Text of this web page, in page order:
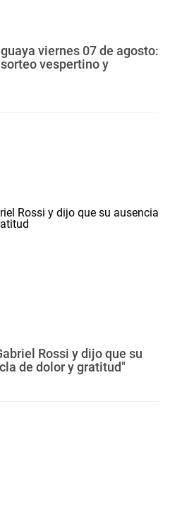
viernes 07 de agosto:
vespertino y
Rossi y dijo que su
de dolor y gratitud"